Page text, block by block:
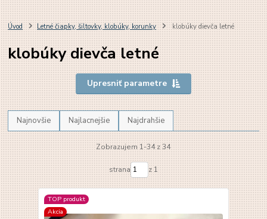
Úvod Letné čiapky, šiltovky, klobúky, korunky klobúky dievča letné
klobúky dievča letné
Upresniť parametre
Najnovšie Najlacnejšie Najdrahšie
Zobrazujem 1-34 z 34
strana z 1
TOP produkt
Akcia